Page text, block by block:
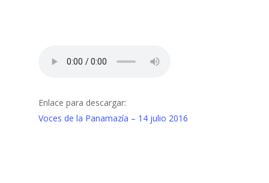
Enlace para descargar:
Voces de la Panamazía – 14 julio 2016